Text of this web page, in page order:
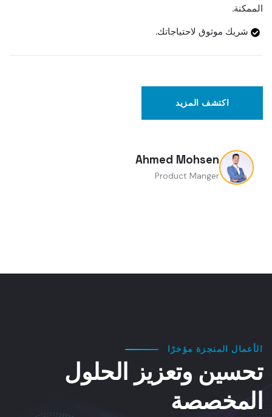
الممكنة.
شريك موثوق لاحتياجاتك.
اكتشف المزيد
Ahmed Mohsen
Product Manger
الأعمال المنجزة مؤخرًا
تحسين وتعزيز الحلول
المخصصة